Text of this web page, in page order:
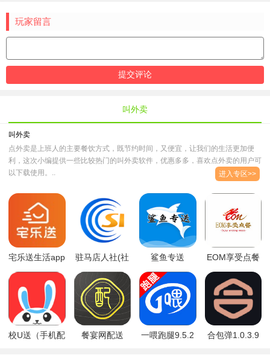
玩家留言
叫外卖
叫外卖
点外卖是上班人的主要餐饮方式，既节约时间，又便宜，让我们的生活更加便
利，这次小编提供一些比较热门的叫外卖软件，优惠多多，喜欢点外卖的用户可
以下载使用。..
进入专区>>
宅乐送生活app
官方版
驻马店人社(社
询)appv1.2.0
安卓版
鲨鱼专送
跑腿)4.3.2 安
卓版
EOM享受点餐
4.5
校U送（手机配
餐宴网配送
一喂跑腿9.5.2 合包弹1.0.3.9